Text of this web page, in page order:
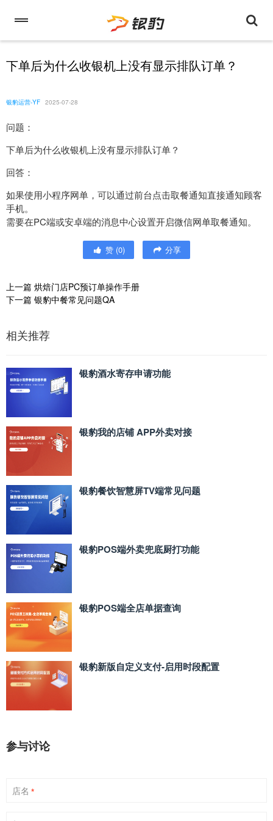
下单后为什么收银机上没有显示排队订单？
银豹运营-YF 2025-07-28
问题：
下单后为什么收银机上没有显示排队订单？
回答：
如果使用小程序网单，可以通过前台点击取餐通知直接通知顾客
手机。
需要在PC端或安卓端的消息中心设置开启微信网单取餐通知。
赞 (0) 分享
上一篇 烘焙门店PC预订单操作手册
下一篇 银豹中餐常见问题QA
相关推荐
银豹酒水寄存申请功能
银豹我的店铺 APP外卖对接
银豹餐饮智慧屏TV端常见问题
银豹POS端外卖兜底厨打功能
银豹POS端全店单据查询
银豹新版自定义支付‑启用时段配置
参与讨论
店名 *